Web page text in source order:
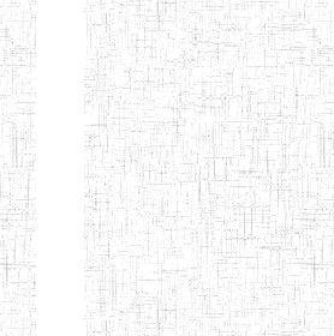
Chercher:
Effacer les filtres
Denomination
Type